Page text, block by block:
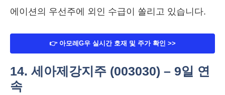
에이션의 우선주에 외인 수급이 쏠리고 있습니다.
👉 아모레G우 실시간 호재 및 주가 확인 >>
14. 세아제강지주 (003030) – 9일 연
속